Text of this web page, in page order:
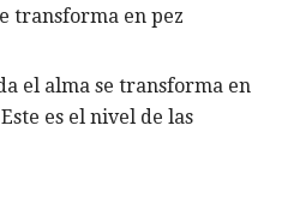
transforma en pez
el alma se transforma en
es el nivel de las